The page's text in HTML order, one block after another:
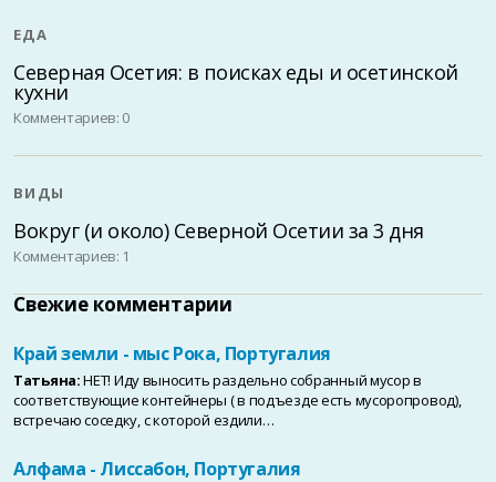
ЕДА
Северная Осетия: в поисках еды и осетинской
кухни
Комментариев: 0
ВИДЫ
Вокруг (и около) Северной Осетии за 3 дня
Комментариев: 1
Свежие комментарии
Край земли - мыс Рока, Португалия
Татьяна:НЕТ! Иду выносить раздельно собранный мусор в
соответствующие контейнеры ( в подъезде есть мусоропровод),
встречаю соседку, с которой ездили…
Алфама - Лиссабон, Португалия